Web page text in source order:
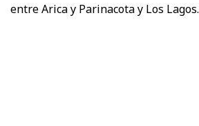
entre Arica y Parinacota y Los Lagos.